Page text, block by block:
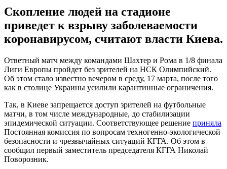
Скопление людей на стадионе
приведет к взрыву заболеваемости
коронавирусом, считают власти Киева.
Ответный матч между командами Шахтер и Рома в 1/8 финала
Лиги Европы пройдет без зрителей на НСК Олимпийский.
Об этом стало известно вечером в среду, 17 марта, после того
как в столице Украины усилили карантинные ограничения.
Так, в Киеве запрещается доступ зрителей на футбольные
матчи, в том числе международные, до стабилизации
эпидемической ситуации. Соответствующее решение приняла
Постоянная комиссия по вопросам техногенно-экологической
безопасности и чрезвычайных ситуаций КГГА. Об этом в
сообщил первый заместитель председателя КГГА Николай
Поворозник.